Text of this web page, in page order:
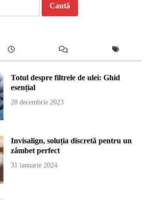
Totul despre filtrele de ulei: Ghid
esențial
28 decembrie 2023
Invisalign, soluția discretă pentru un
zâmbet perfect
31 ianuarie 2024